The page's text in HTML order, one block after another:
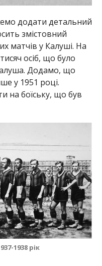
додати детальний
змістовний
матчів у Калуші. На
осіб, що було
Додамо, що
у 1951 році.
на боїську, що був
1938 рік